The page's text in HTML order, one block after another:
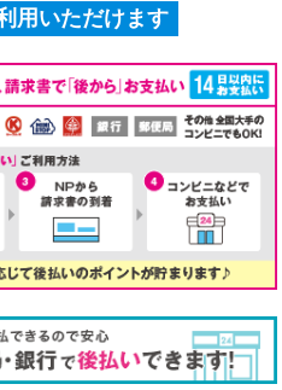
用いただけます